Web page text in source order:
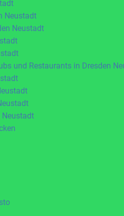
Neustadt
Neustadt
und Restaurants in Dresden
Neustadt